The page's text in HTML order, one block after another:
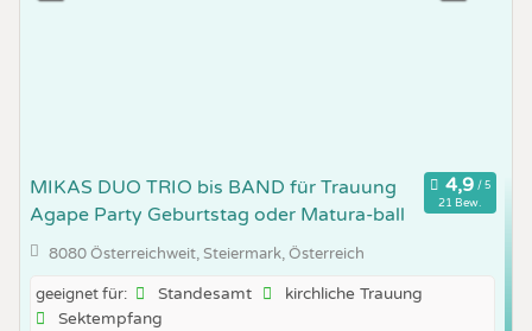
MIKAS DUO TRIO bis BAND für Trauung
Agape Party Geburtstag oder Matura-ball
21 Bew.
8080 Österreichweit, Steiermark, Österreich
geeignet für: Standesamt
kirchliche Trauung
Sektempfang